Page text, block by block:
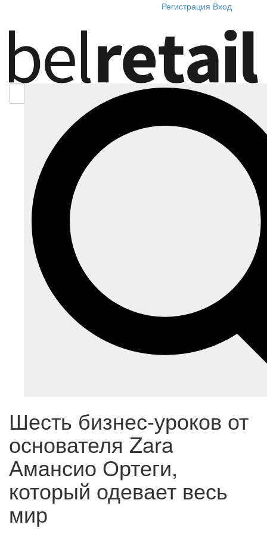
Регистрация Вход
Шесть бизнес-уроков от
основателя Zara
Амансио Ортеги,
который одевает весь
мир